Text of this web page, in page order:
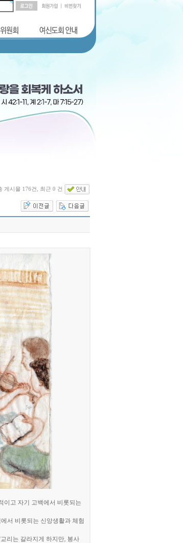
게시물 176건, 최근 0 건
이고 자기 고백에서 비롯되는
서 비롯되는 신앙생활과 체험
교리는 갈라지게 하지만, 봉사